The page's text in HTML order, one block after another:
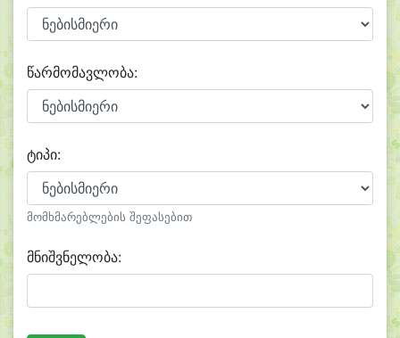
წარმომავლობა:
ტიპი:
მომხმარებლების შეფასებით
მნიშვნელობა: